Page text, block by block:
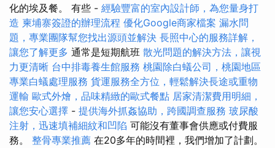
化的埃及餐。 有些 - 經驗豐富的室內設計師，為您量身打
造 柬埔寨簽證的辦理流程 優化Google商家檔案 漏水問
題，專業團隊幫您找出源頭並解決 長照中心的服務詳解，
讓您了解更多 通常是短期航班 散光問題的解決方法，讓視
力更清晰 台中排毒養生館服務 桃園除白蟻公司，桃園地區
專業白蟻處理服務 貨運服務全方位，輕鬆解決長途或重物
運輸 歐式外燴，品味精緻的歐式餐點 居家清潔費用明細，
讓您安心選擇 - 提供海外抓姦協助，跨國調查服務 玻尿酸
注射，迅速填補細紋和凹陷 可能沒有董事會供應或付費服
務。 整骨專業推薦 在20多年的時間裡，我們增加了計劃。